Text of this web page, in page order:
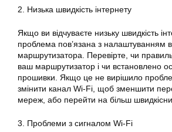
2. Низька швидкість інтернету
Якщо ви відчуваєте низьку швидкість
проблема пов’язана з налаштуванням
маршрутизатора. Перевірте, чи
ваш маршрутизатор і чи встановлено
прошивки. Якщо це не вирішило
змінити канал Wi-Fi, щоб зменшити
мереж, або перейти на більш
3. Проблеми з сигналом Wi-Fi